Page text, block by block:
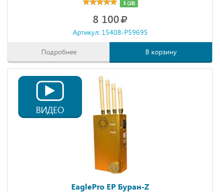
5 (18)
8 100
Артикул: 15408-P59695
Подробнее В корзину
ВИДЕО
EaglePro EP Буран-Z